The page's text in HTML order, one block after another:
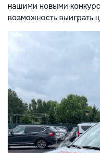
нашими новыми
возможность выиграть